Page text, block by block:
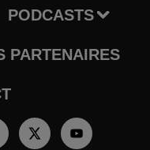
PODCASTS
PARTENAIRES